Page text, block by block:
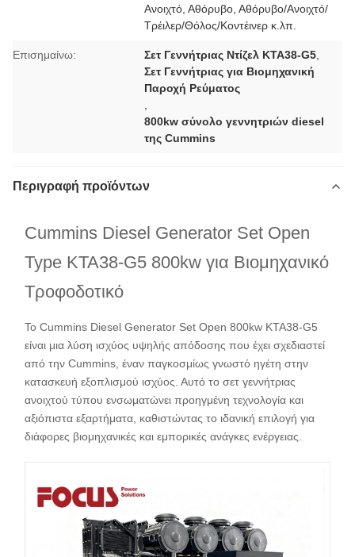
Ανοιχτό, Αθόρυβο, Αθόρυβο/Ανοιχτό/
Τρέιλερ/Θόλος/Κοντέινερ κ.λπ.
Επισημαίνω: Σετ Γεννήτριας Ντίζελ KTA38-G5
Σετ Γεννήτριας για Βιομηχανική
Παροχή Ρεύματος
800kw σύνολο γεννητριών diesel
της Cummins
Περιγραφή προϊόντων
Cummins Diesel Generator Set Open
Type KTA38-G5 800kw για Βιομηχανικό
Τροφοδοτικό
Το Cummins Diesel Generator Set Open 800kw KTA38-G5
είναι μια λύση ισχύος υψηλής απόδοσης που έχει σχεδιαστεί
από την Cummins, έναν παγκοσμίως γνωστό ηγέτη στην
κατασκευή εξοπλισμού ισχύος. Αυτό το σετ γεννήτριας
ανοιχτού τύπου ενσωματώνει προηγμένη τεχνολογία και
αξιόπιστα εξαρτήματα, καθιστώντας το ιδανική επιλογή για
διάφορες βιομηχανικές και εμπορικές ανάγκες ενέργειας.